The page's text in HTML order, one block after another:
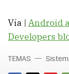
Vía | Android
Developers
TEMAS